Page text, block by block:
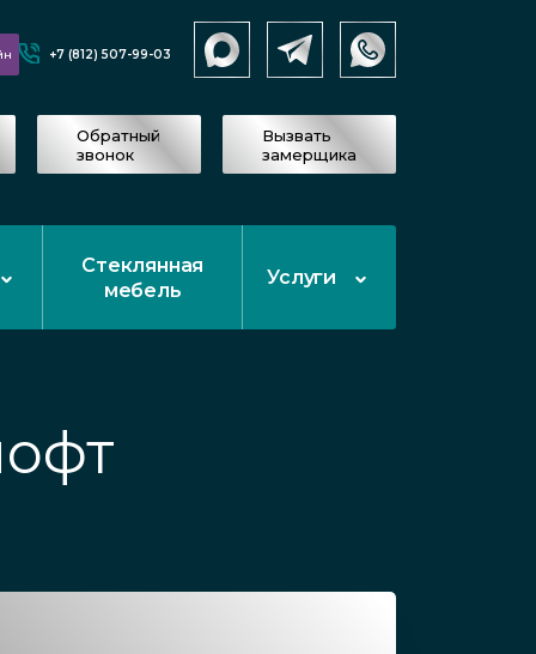
+7 (812) 507-99-03
Обратный
звонок
Вызвать
замерщика
Стеклянная
мебель
Услуги